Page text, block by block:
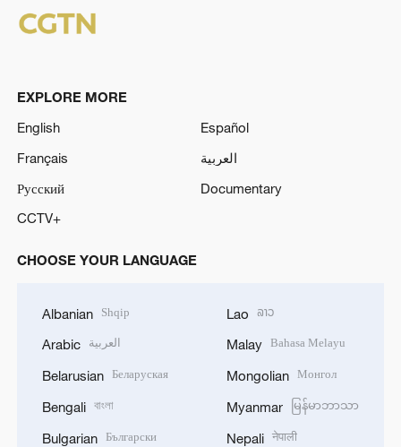
EXPLORE MORE
English
Español
Français
العربية
Русский
Documentary
CCTV+
CHOOSE YOUR LANGUAGE
Albanian Shqip
Arabic العربية
Belarusian Беларуская
Bengali বাংলা
Bulgarian Български
Lao ລາວ
Malay Bahasa Melayu
Mongolian Монгол
Myanmar မြန်မာဘာသာ
Nepali नेपाली